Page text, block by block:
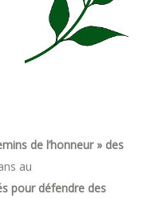
de l’honneur » des
au
pour défendre des